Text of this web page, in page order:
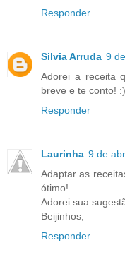
Responder
Silvia Arruda 9
Adorei a receita
breve e te conto! :)
Responder
Laurinha 9 de
Adaptar as
ótimo!
Adorei sua
Beijinhos,
Responder